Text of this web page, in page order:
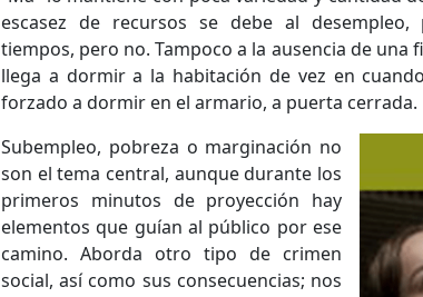
escasez de recursos se debe al
tiempos, pero no. Tampoco a la ausencia de
llega a dormir a la habitación de vez en
forzado a dormir en el armario, a puerta cerrada.
Subempleo, pobreza o marginación no
son el tema central, aunque durante los
primeros minutos de proyección hay
elementos que guían al público por ese
camino. Aborda otro tipo de crimen
social, así como sus consecuencias; nos